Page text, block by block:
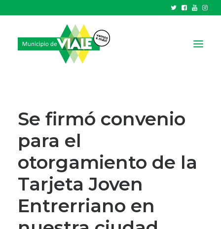
GOBIERNO
HCD
TRÁMITES Y SERVICIOS
CIUDAD
PARQUE INDUSTRIAL
RECAUDACIONES
Se firmó convenio
para el
otorgamiento de la
Tarjeta Joven
Entrerriano en